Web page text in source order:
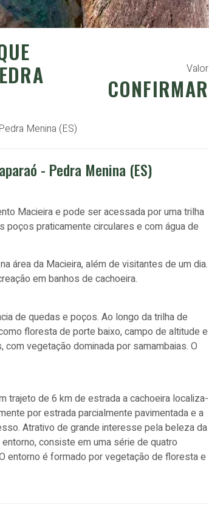
Valor
CONFIRMAR
Menina (ES)
- Pedra Menina (ES)
Macieira e pode ser acessada por uma trilha
praticamente circulares e com água de
área da Macieira, além de visitantes de um dia.
em banhos de cachoeira.
de quedas e poços. Ao longo da trilha de
floresta de porte baixo, campo de altitude e
vegetação dominada por samambaias. O
trajeto de 6 km de estrada a cachoeira localiza-
por estrada parcialmente pavimentada e a
Atrativo de grande interesse pela beleza da
consiste em uma série de quatro
entorno é formado por vegetação de floresta e